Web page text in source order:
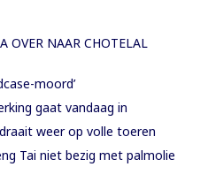
OVER NAAR CHOTELAL
moord’
gaat vandaag in
draait weer op volle toeren
Tai niet bezig met palmolie